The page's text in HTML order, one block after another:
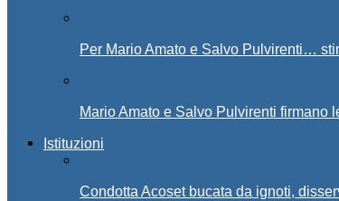
Per Mario Amato e Salvo Pulvirenti…
Mario Amato e Salvo Pulvirenti firmano
Istituzioni
Condotta Acoset bucata da ignoti,